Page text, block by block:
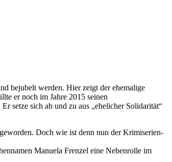
bejubelt werden. Hier zeigt der ehemalige
er noch im Jahre 2015 seinen
Er setze sich ab und zu aus „ehelicher Solidarität“
Doch wie ist denn nun der Krimiserien-
Manuela Frenzel eine Nebenrolle im